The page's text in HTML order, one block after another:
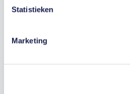
Statistieken
Marketing
Trotse
Staatsloterij is trotse
sportiefste land van de